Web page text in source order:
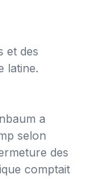
et des
latine.
a
selon
des
comptait